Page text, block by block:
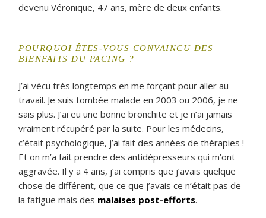
devenu Véronique, 47 ans, mère de deux enfants.
POURQUOI ÊTES-VOUS CONVAINCU DES
BIENFAITS DU PACING ?
J’ai vécu très longtemps en me forçant pour aller au
travail. Je suis tombée malade en 2003 ou 2006, je ne
sais plus. J’ai eu une bonne bronchite et je n’ai jamais
vraiment récupéré par la suite. Pour les médecins,
c’était psychologique, j’ai fait des années de thérapies !
Et on m’a fait prendre des antidépresseurs qui m’ont
aggravée. Il y a 4 ans, j’ai compris que j’avais quelque
chose de différent, que ce que j’avais ce n’était pas de
la fatigue mais des malaises post-efforts.